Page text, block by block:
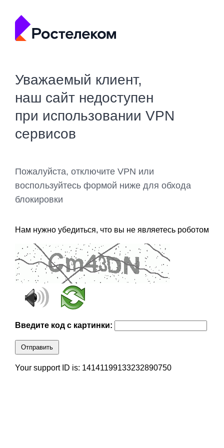
Уважаемый клиент,
наш сайт недоступен
при использовании VPN
сервисов
Пожалуйста, отключите VPN или
воспользуйтесь формой ниже для обхода
блокировки
Нам нужно убедиться, что вы не являетесь роботом
Введите код с картинки:
Отправить
Your support ID is: 14141199133232890750